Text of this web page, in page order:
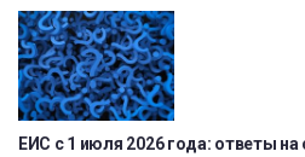
ЕИС с 1 июля 2026 года: ответы